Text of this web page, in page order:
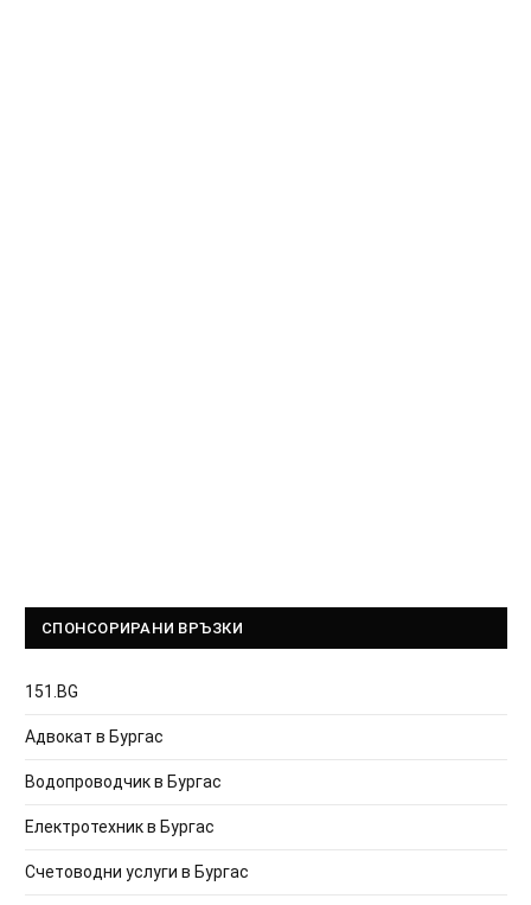
СПОНСОРИРАНИ ВРЪЗКИ
151.BG
Адвокат в Бургас
Водопроводчик в Бургас
Електротехник в Бургас
Счетоводни услуги в Бургас